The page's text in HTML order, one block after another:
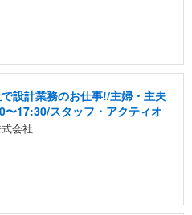
設計業務のお仕事!/主婦・主夫
17:30/スタッフ・アクティオ
会社